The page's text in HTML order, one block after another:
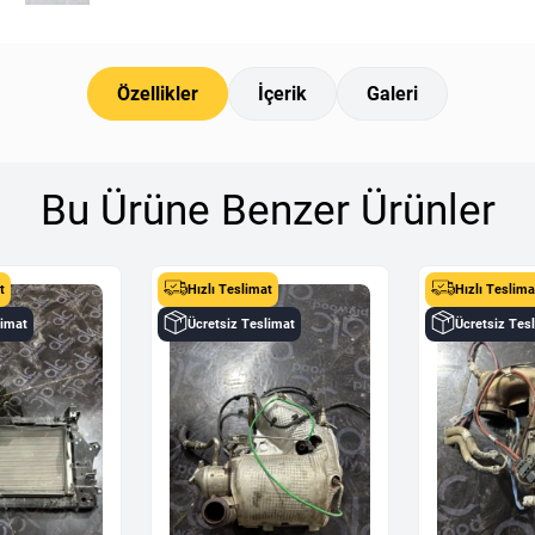
Özellikler İçerik Galeri
Bu Ürüne Benzer Ürünler
Hızlı Teslimat
Ücretsiz Teslimat
Hızlı
Ücretsiz